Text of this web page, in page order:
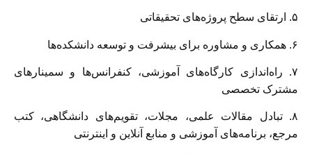
۵. ارتقای سطح پروژه‌های تحقیقاتی
۶. همکاری و مشاوره برای بیشرفت و توسعه دانشکده‌ها
۷. راه‌اندازی کارگاه‌های آموزشى، کنفرانس‌ها و سمینارهای
مشترک تخصصی
۸. تبادل مقالات علمی، مجلات، تقویم‌های دانشگاهی، کتب
مرجع، برنامه‌های آموزشى و منابع آنلاين و اينترنتى